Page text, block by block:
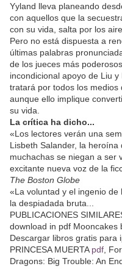
Yyland lleva planeando
con aquellos que la
con su vida, salta por los
Pero no está dispuesta a
últimas palabras
de los jueces más
incondicional apoyo de Liu
tratará por todos los medios
aunque ello implique
su vida.
La crítica ha dicho...
«Los lectores verán una
Lisbeth Salander, la
muchachas se niegan a ser
excitante nueva voz de la
The Boston Globe
«La voluntad y el ingenio
la despiadada bruta...
PUBLICACIONES
download in pdf Mooncakes
Descargar libros gratis para
PRINCESA MUERTA pdf ,
Dragons: Big Trouble: An